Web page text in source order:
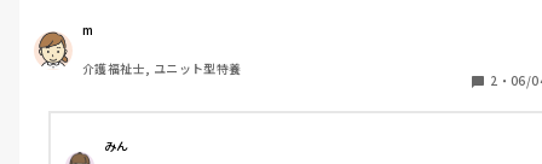
m
介護福祉士, ユニット型特養
2 ・ 06/
みん